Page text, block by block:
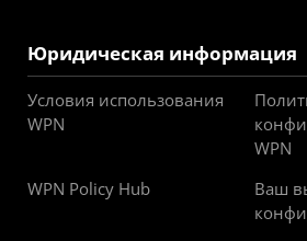
Юридическая информация
Условия использования
WPN
WPN
WPN Policy Hub
Ваш